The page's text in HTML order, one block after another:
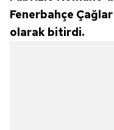
Fenerbahçe
olarak bitirdi.